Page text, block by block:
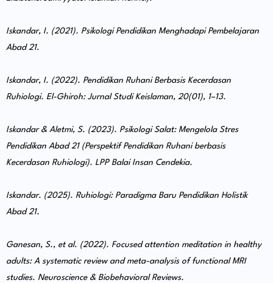
Iskandar, I. (2021). Psikologi Pendidikan Menghadapi Pembelajaran
Abad 21.
Iskandar, I. (2022). Pendidikan Ruhani Berbasis Kecerdasan
Ruhiologi. El-Ghiroh: Jurnal Studi Keislaman, 20(01), 1–13.
Iskandar & Aletmi, S. (2023). Psikologi Salat: Mengelola Stres
Pendidikan Abad 21 (Perspektif Pendidikan Ruhani berbasis
Kecerdasan Ruhiologi). LPP Balai Insan Cendekia.
Iskandar. (2025). Ruhiologi: Paradigma Baru Pendidikan Holistik
Abad 21.
Ganesan, S., et al. (2022). Focused attention meditation in healthy
adults: A systematic review and meta-analysis of functional MRI
studies. Neuroscience & Biobehavioral Reviews.